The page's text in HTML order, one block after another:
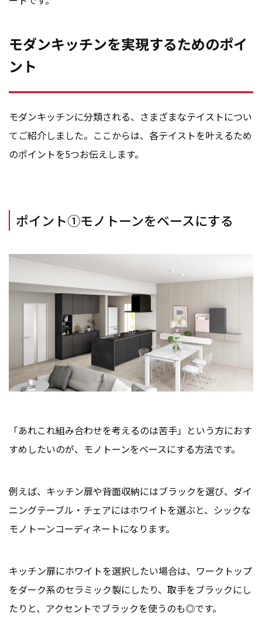
モダンキッチンを実現するためのポイ
ント
モダンキッチンに分類される、さまざまなテイストについ
てご紹介しました。ここからは、各テイストを叶えるため
のポイントを5つお伝えします。
ポイント①モノトーンをベースにする
「あれこれ組み合わせを考えるのは苦手」という方におす
すめしたいのが、モノトーンをベースにする方法です。
例えば、キッチン扉や背面収納にはブラックを選び、ダイ
ニングテーブル・チェアにはホワイトを選ぶと、シックな
モノトーンコーディネートになります。
キッチン扉にホワイトを選択したい場合は、ワークトップ
をダーク系のセラミック製にしたり、取手をブラックにし
たりと、アクセントでブラックを使うのも◎です。